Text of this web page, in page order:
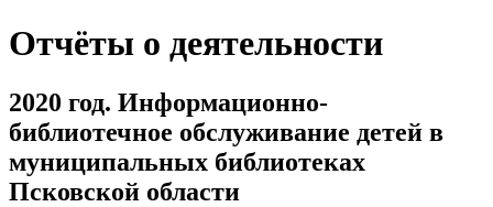
Отчёты о деятельности
2020 год. Информационно-
библиотечное обслуживание детей в
муниципальных библиотеках
Псковской области